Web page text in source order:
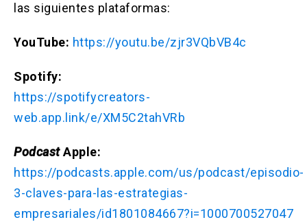
las siguientes plataformas:
YouTube: https://youtu.be/zjr3VQbVB4c
Spotify:
https://spotifycreators-
web.app.link/e/XM5C2tahVRb
PodcastApple:
https://podcasts.apple.com/us/podcast/episodio-
3-claves-para-las-estrategias-
empresariales/id1801084667?i=1000700527047